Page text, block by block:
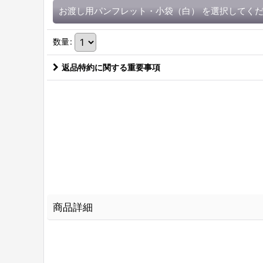
お渡し用パンフレット・小袋（白） を選択してく
数量:
返品特約に関する重要事項
商品詳細